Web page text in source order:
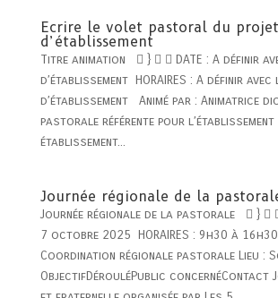
Ecrire le volet pastoral du
d’établissement
Titre animation  }   DATE : A définir
d’établissement HORAIRES : A définir
d’établissement Animé par : Animatrice
pastorale référente pour l’établissement
établissement...
Journée régionale de la
Journée régionale de la pastorale  }  
7 octobre 2025 HORAIRES : 9h30 à
Coordination régionale pastorale Lieu :
ObjectifDérouléPublic concernéContact